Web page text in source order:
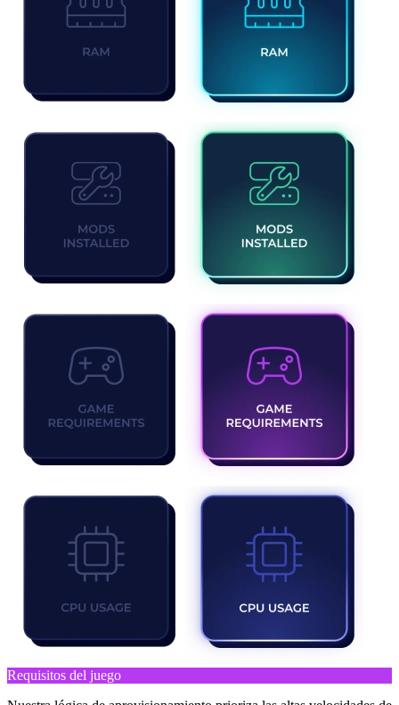
Requisitos del juego